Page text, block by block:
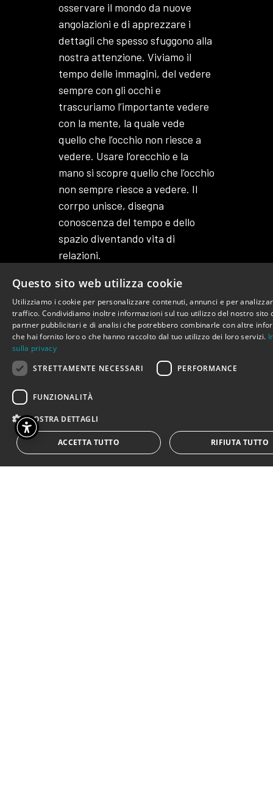
osservare il mondo da nuove
angolazioni e di apprezzare i
dettagli che spesso sfuggono alla
nostra attenzione. Viviamo il
tempo delle immagini, del vedere
sempre con gli occhi e
trascuriamo l’importante vedere
con la mente, la quale vede
quello che l’occhio non riesce a
vedere. Usare l’orecchio e la
mano si scopre quello che l’occhio
non sempre riesce a vedere. Il
corrpo unisce, disegna
conoscenza del tempo e dello
spazio diventando vita di
relazioni.
Tutta l’arte è sempre scoperta ed
è ricerca di conoscenza ed ha lo
scopo di promuovere nell’uomo il
desiderio di essere futuro : è il
quello di fargli fare il difficile
passaggio dall’inferno della vita
alla visione della felicità di avere il
rispetto del diverso e il desiderio
di condividere il rispetto
Questo sito web utilizza cookie
Utilizziamo i cookie per personalizzare contenuti, annunci e per
traffico. Condividiamo inoltre informazioni sul tuo utilizzo del nostro sito
partner pubblicitari e di analisi che potrebbero combinarle con altre
che hai fornito loro o che hanno raccolto dal tuo utilizzo dei loro servizi.
sulla privacy
STRETTAMENTE NECESSARI
PERFORMANCE
FUNZIONALITÀ
MOSTRA DETTAGLI
ACCETTA TUTTO RIFIUTA TUTTO